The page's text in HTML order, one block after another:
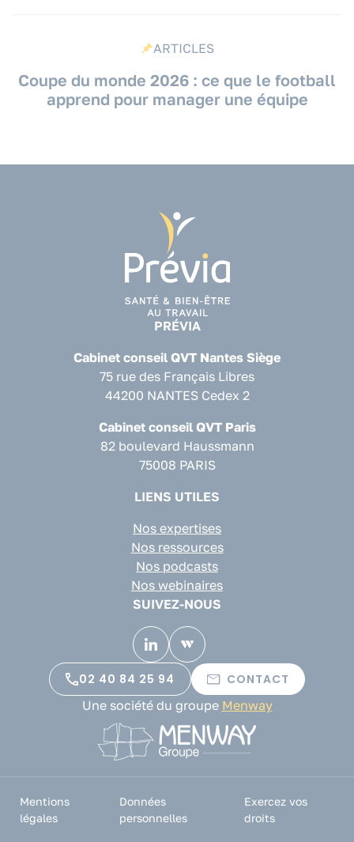
ARTICLES
Coupe du monde 2026 : ce que le football
apprend pour manager une équipe
PRÉVIA
Cabinet conseil QVT Nantes Siège
75 rue des Français Libres
44200 NANTES Cedex 2
Cabinet conseil QVT Paris
82 boulevard Haussmann
75008 PARIS
LIENS UTILES
Nos expertises
Nos ressources
Nos podcasts
Nos webinaires
SUIVEZ-NOUS
02 40 84 25 94
CONTACT
Une société du groupe Menway
Mentions
légales
Données
personnelles
Exercez vos
droits